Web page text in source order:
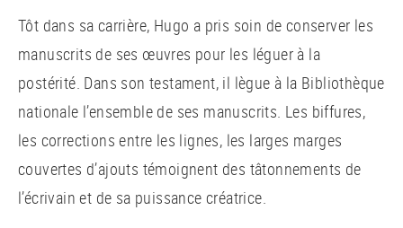
Tôt dans sa carrière, Hugo a pris soin de conserver les
manuscrits de ses œuvres pour les léguer à la
postérité. Dans son testament, il lègue à la Bibliothèque
nationale l’ensemble de ses manuscrits. Les biffures,
les corrections entre les lignes, les larges marges
couvertes d’ajouts témoignent des tâtonnements de
l’écrivain et de sa puissance créatrice.